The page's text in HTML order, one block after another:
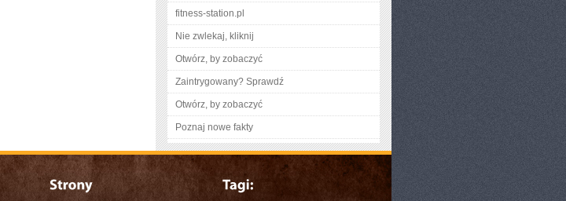
fitness-station.pl
Nie zwlekaj, kliknij
Otwórz, by zobaczyć
Zaintrygowany? Sprawdź
Otwórz, by zobaczyć
Poznaj nowe fakty